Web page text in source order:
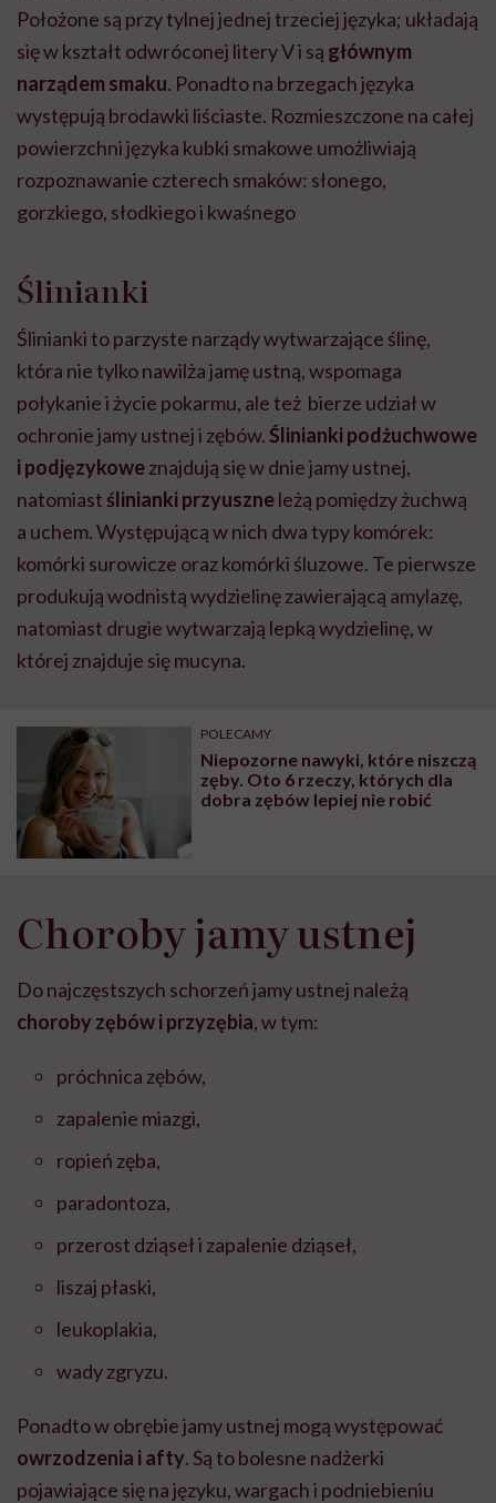
Położone są przy tylnej jednej trzeciej języka; układają
się w kształt odwróconej litery V i są głównym
narządem smaku. Ponadto na brzegach języka
występują brodawki liściaste. Rozmieszczone na całej
powierzchni języka kubki smakowe umożliwiają
rozpoznawanie czterech smaków: słonego,
gorzkiego, słodkiego i kwaśnego
Ślinianki
Ślinianki to parzyste narządy wytwarzające ślinę,
która nie tylko nawilża jamę ustną, wspomaga
połykanie i życie pokarmu, ale też bierze udział w
ochronie jamy ustnej i zębów.Ślinianki podżuchwowe
i podjęzykoweznajdują się w dnie jamy ustnej,
natomiastślinianki przyuszneleżą pomiędzy żuchwą
a uchem. Występującą w nich dwa typy komórek:
komórki surowicze oraz komórki śluzowe. Te pierwsze
produkują wodnistą wydzielinę zawierającą amylazę,
natomiast drugie wytwarzają lepką wydzielinę, w
której znajduje się mucyna.
POLECAMY
Niepozorne nawyki, które niszczą
zęby. Oto 6 rzeczy, których dla
dobra zębów lepiej nie robić
Choroby jamy ustnej
Do najczęstszych schorzeń jamy ustnej należą
choroby zębów i przyzębia, w tym:
próchnica zębów,
zapalenie miazgi,
ropień zęba,
paradontoza,
przerost dziąseł i zapalenie dziąseł,
liszaj płaski,
leukoplakia,
wady zgryzu.
Ponadto w obrębie jamy ustnej mogą występować
owrzodzenia i afty. Są to bolesne nadżerki
pojawiające się na języku, wargach i podniebieniu